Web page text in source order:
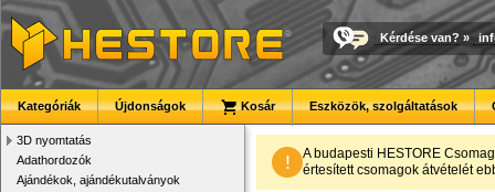
Kérdése van? »
Kategóriák Újdonságok Kosár Eszközök, szolgáltatások
3D nyomtatás
Adathordozók
Ajándékok, ajándékutalványok
!
A budapesti HESTORE
értesített csomagok átvételét
Új PLA
Kiváló árfekvésű, sok
3D nyomtató
Kiváló minőségű,
Megbízható
Új, modern